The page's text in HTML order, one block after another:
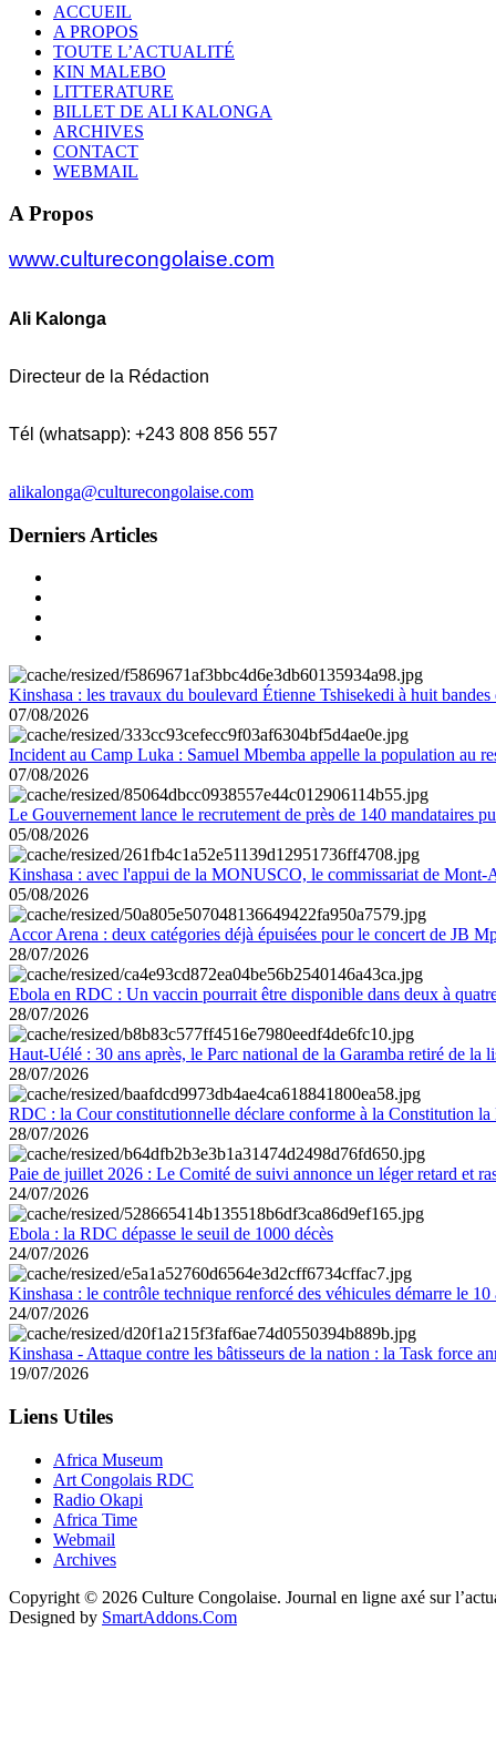
ACCUEIL
A PROPOS
TOUTE L’ACTUALITÉ
KIN MALEBO
LITTERATURE
BILLET DE ALI KALONGA
ARCHIVES
CONTACT
WEBMAIL
A Propos
www.culturecongolaise.com
Ali Kalonga
Directeur de la Rédaction
Tél (whatsapp): +243 808 856 557
alikalonga@culturecongolaise.com
Derniers Articles
Kinshasa : les travaux du boulevard Étienne Tshisekedi à huit
07/08/2026
Incident au Camp Luka : Samuel Mbemba appelle la population au
07/08/2026
Le Gouvernement lance le recrutement de près de 140 mandataires
05/08/2026
Kinshasa : avec l'appui de la MONUSCO, le commissariat de Mont-
05/08/2026
Accor Arena : deux catégories déjà épuisées pour le concert de JB
28/07/2026
Ebola en RDC : Un vaccin pourrait être disponible dans deux à
28/07/2026
Haut-Uélé : 30 ans après, le Parc national de la Garamba retiré de la
28/07/2026
RDC : la Cour constitutionnelle déclare conforme à la Constitution la
28/07/2026
Paie de juillet 2026 : Le Comité de suivi annonce un léger retard et
24/07/2026
Ebola : la RDC dépasse le seuil de 1000 décès
24/07/2026
Kinshasa : le contrôle technique renforcé des véhicules démarre le 10
24/07/2026
Kinshasa - Attaque contre les bâtisseurs de la nation : la Task force
19/07/2026
Liens Utiles
Africa Museum
Art Congolais RDC
Radio Okapi
Africa Time
Webmail
Archives
Copyright © 2026 Culture Congolaise. Journal en ligne axé sur
Designed by SmartAddons.Com